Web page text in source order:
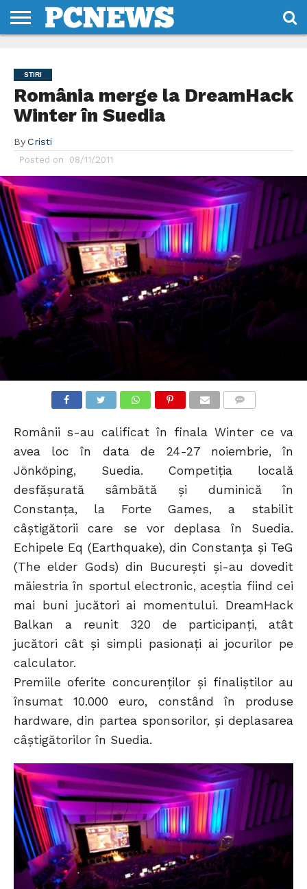
NOI
SI
CONDITII
STIRI
România merge la DreamHack
Winter în Suedia
By Cristi
Posted on 08/11/2011
Românii s-au calificat în finala Winter ce va
avea loc în data de 24-27 noiembrie, în
Jönköping, Suedia. Competiția locală
desfășurată sâmbătă şi duminică în
Constanţa, la Forte Games, a stabilit
câștigătorii care se vor deplasa în Suedia.
Echipele Eq (Earthquake), din Constanţa şi TeG
(The elder Gods) din Bucureşti și-au dovedit
măiestria în sportul electronic, aceștia fiind cei
mai buni jucători ai momentului. DreamHack
Balkan a reunit 320 de participanţi, atât
jucători cât și simpli pasionați ai jocurilor pe
calculator.
Premiile oferite concurenţilor şi finaliştilor au
însumat 10.000 euro, constând în produse
hardware, din partea sponsorilor, şi deplasarea
câştigătorilor în Suedia.